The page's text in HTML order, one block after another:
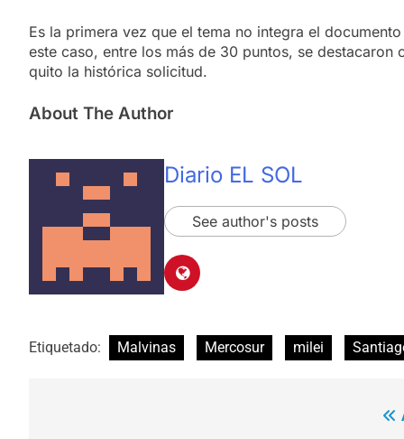
Es la primera vez que el tema no integra el
este caso, entre los más de 30 puntos, se
quito la histórica solicitud.
About The Author
Diario EL SOL
See author's posts
Etiquetado: Malvinas Mercosur milei